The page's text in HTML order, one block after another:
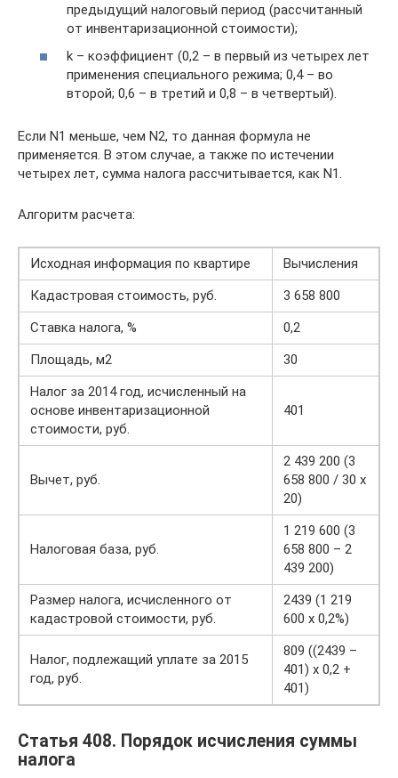
предыдущий налоговый период (рассчитанный
от инвентаризационной стоимости);
k – коэффициент (0,2 – в первый из четырех лет
применения специального режима; 0,4 – во
второй; 0,6 – в третий и 0,8 – в четвертый).
Если N1 меньше, чем N2, то данная формула не
применяется. В этом случае, а также по истечении
четырех лет, сумма налога рассчитывается, как N1.
Алгоритм расчета:
Исходная информация по квартире
Вычисления
Кадастровая стоимость, руб.
3 658 800
Ставка налога, %
0,2
Площадь, м2
30
Налог за 2014 год, исчисленный на
основе инвентаризационной
стоимости, руб.
401
Вычет, руб.
2 439 200 (3
658 800 / 30 х
20)
Налоговая база, руб.
1 219 600 (3
658 800 – 2
439 200)
Размер налога, исчисленного от
кадастровой стоимости, руб.
2439 (1 219
600 х 0,2%)
Налог, подлежащий уплате за 2015
год, руб.
809 ((2439 –
401) х 0,2 +
401)
Статья 408. Порядок исчисления суммы
налога